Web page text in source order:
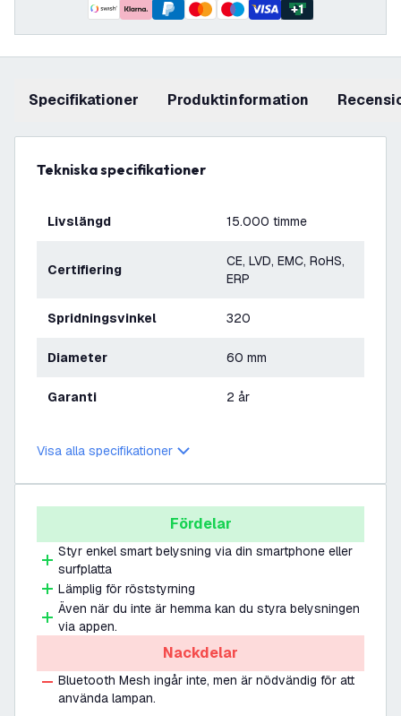
+1
Specifikationer produktinformation
Tekniska specifikationer
Livslängd 15.000 timme
Certifiering
CE, LVD, EMC, RoHS,
ERP
Spridningsvinkel 320
Diameter 60 mm
Garanti 2 år
Visa alla specifikationer
Fördelar
Styr enkel smart belysning via din smartphone eller
surfplatta
Lämplig för röststyrning
Även när du inte är hemma kan du styra belysningen
via appen.
Nackdelar
Bluetooth Mesh ingår inte, men är nödvändig för att
använda lampan.